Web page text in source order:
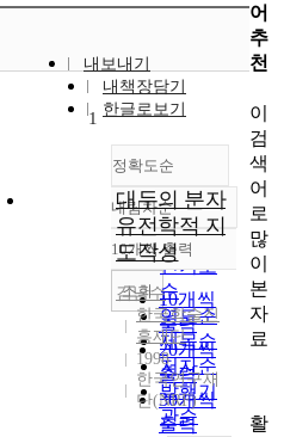
내보내기
내책장담기
한글로보기
정확도순
정확도
순
인기도
순
연도순
제목순
저자순
발행기
관순
내림차순
내림차순
10개씩 출력
10개씩
출력
20개씩
출력
30개씩
출력
조회
1
대두의 분자
유전학적 지
도작성
김남수
한국학술진
흥재단
1998
한국연구재
단(NRF)
어
추
천
이
검
색
어
로
많
이
본
자
료
활